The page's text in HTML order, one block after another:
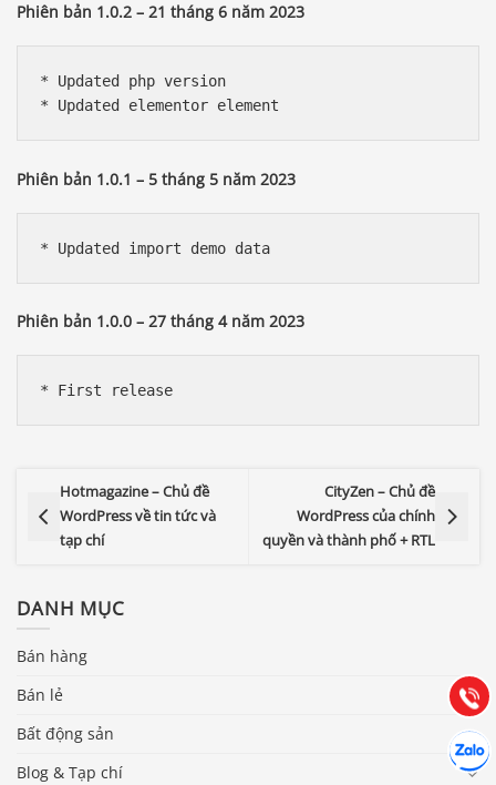
Phiên bản 1.0.2 – 21 tháng 6 năm 2023
* Updated php version
Phiên bản 1.0.1 – 5 tháng 5 năm 2023
Phiên bản 1.0.0 – 27 tháng 4 năm 2023
Hotmagazine – Chủ đề
WordPress về tin tức và
tạp chí
CityZen – Chủ đề
WordPress của chính
quyền và thành phố + RTL
DANH MỤC
Bán hàng
Bán lẻ
Bất động sản
Blog & Tạp chí
Gọi
(028) 22.166.144
Chát